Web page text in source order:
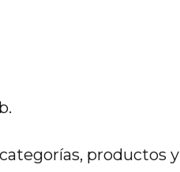
productos y